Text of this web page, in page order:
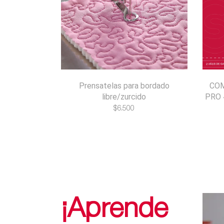
Prensatelas para bordado
libre/zurcido
$6.500
¡Aprende